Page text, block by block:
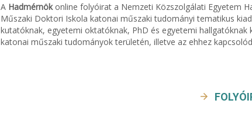
A Hadmérnökonline folyóirat a Nemzeti Közszolgálati Egyetem
Műszaki Doktori Iskola katonai műszaki tudományi tematikus
kutatóknak, egyetemi oktatóknak, PhD és egyetemi
katonai műszaki tudományok területén, illetve az ehhez